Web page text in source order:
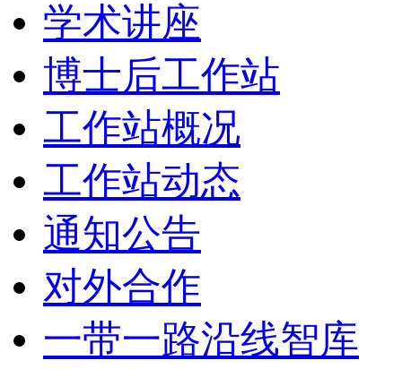
学术讲座
博士后工作站
工作站概况
工作站动态
通知公告
对外合作
一带一路沿线智库